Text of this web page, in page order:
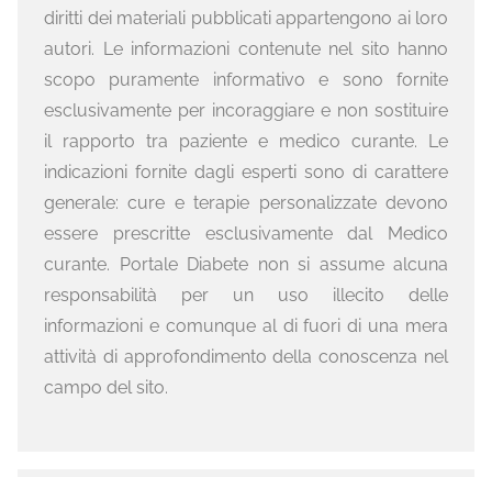
diritti dei materiali pubblicati appartengono ai loro
autori. Le informazioni contenute nel sito hanno
scopo puramente informativo e sono fornite
esclusivamente per incoraggiare e non sostituire
il rapporto tra paziente e medico curante. Le
indicazioni fornite dagli esperti sono di carattere
generale: cure e terapie personalizzate devono
essere prescritte esclusivamente dal Medico
curante. Portale Diabete non si assume alcuna
responsabilità per un uso illecito delle
informazioni e comunque al di fuori di una mera
attività di approfondimento della conoscenza nel
campo del sito.